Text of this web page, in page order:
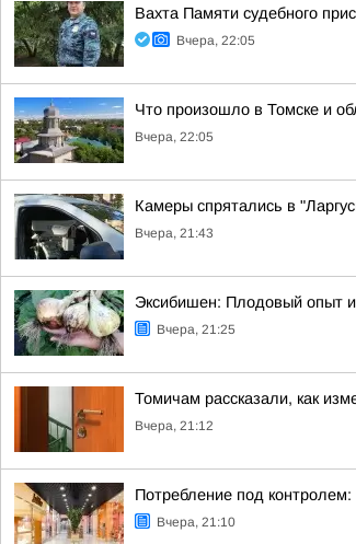
Вахта Памяти судебного
Вчера, 22:05
Что произошло в Томске и
Вчера, 22:05
Камеры спрятались в
Вчера, 21:43
Эксибишен: Плодовый опыт и
Вчера, 21:25
Томичам рассказали, как
Вчера, 21:12
Потребление под
Вчера, 21:10